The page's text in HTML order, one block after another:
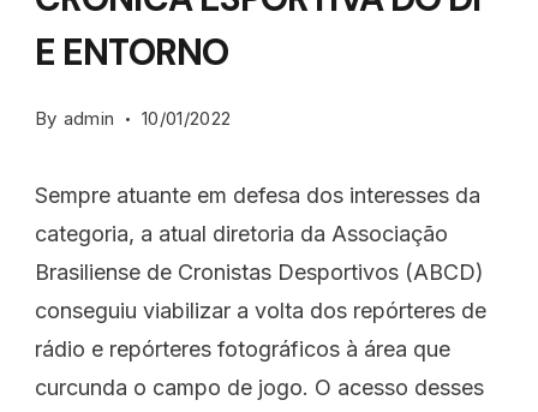
E ENTORNO
By admin 10/01/2022
Sempre atuante em defesa dos interesses da
categoria, a atual diretoria da Associação
Brasiliense de Cronistas Desportivos (ABCD)
conseguiu viabilizar a volta dos repórteres de
rádio e repórteres fotográficos à área que
curcunda o campo de jogo. O acesso desses